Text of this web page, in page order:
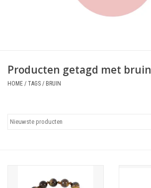
Producten getagd met bruin
HOME / TAGS / BRUIN